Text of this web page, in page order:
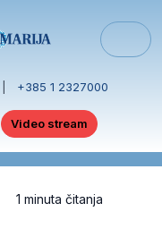
+385 1 2327000
Video stream
1 minuta čitanja